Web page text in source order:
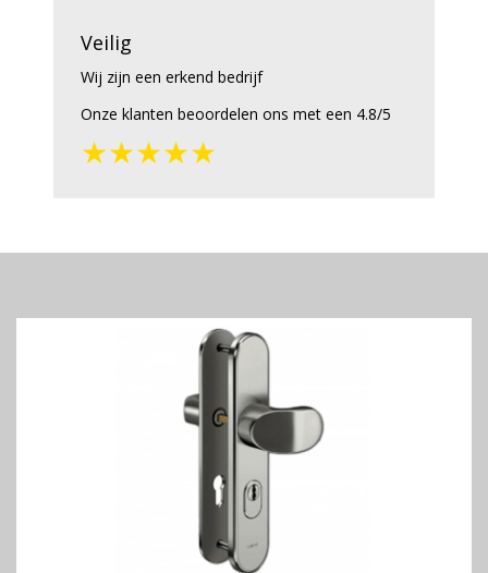
Veilig
Wij zijn een erkend bedrijf
Onze klanten beoordelen ons met een 4.8/5
★★★★★